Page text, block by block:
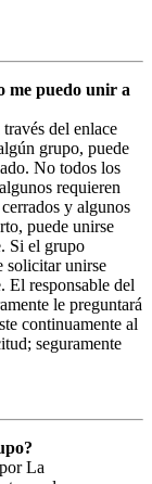
me puedo unir a
del enlace
grupo, puede
No todos los
requieren
y algunos
puede unirse
Si el grupo
solicitar unirse
El responsable del
le preguntará
continuamente al
seguramente
La